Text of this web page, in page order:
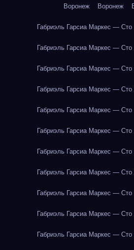
Воронеж Воронеж
Габриэль Гарсиа Маркес — Сто
Габриэль Гарсиа Маркес — Сто
Габриэль Гарсиа Маркес — Сто
Габриэль Гарсиа Маркес — Сто
Габриэль Гарсиа Маркес — Сто
Габриэль Гарсиа Маркес — Сто
Габриэль Гарсиа Маркес — Сто
Габриэль Гарсиа Маркес — Сто
Габриэль Гарсиа Маркес — Сто
Габриэль Гарсиа Маркес — Сто
Габриэль Гарсиа Маркес — Сто